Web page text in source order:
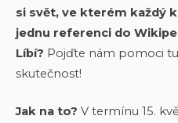
si svět, ve kterém každý
jednu referenci do
Líbí? Pojďte nám pomoci
skutečnost!
Jak na to? V termínu 15.